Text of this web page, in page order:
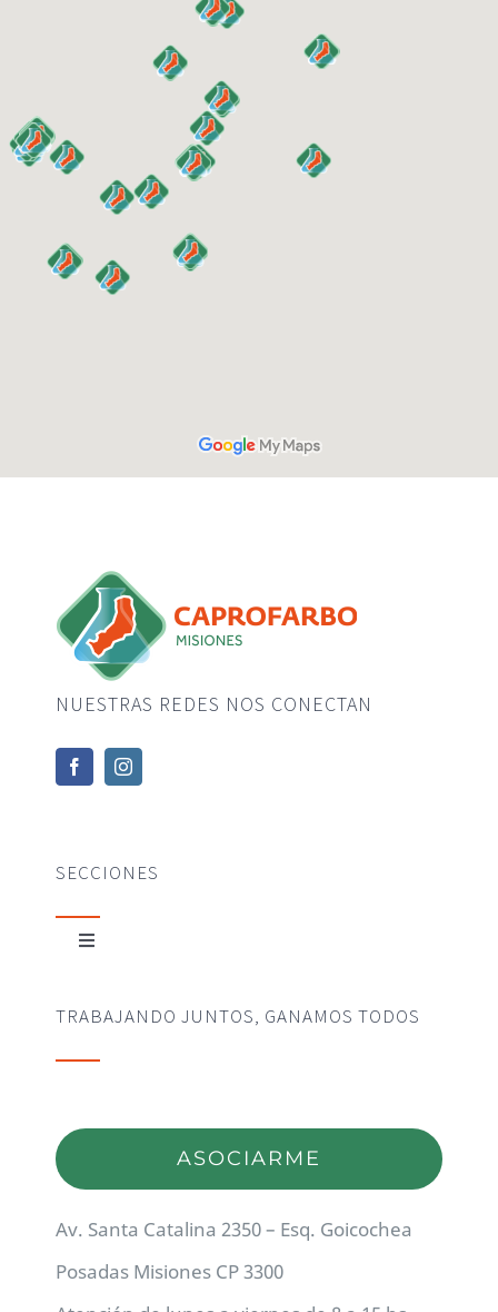
NUESTRAS REDES NOS CONECTAN
SECCIONES
Toggle
SERVICIOS
GESTIÓN
TRABAJANDO JUNTOS, GANAMOS TODOS
ASOCIARME
Av. Santa Catalina 2350 – Esq. Goicochea
Posadas Misiones CP 3300